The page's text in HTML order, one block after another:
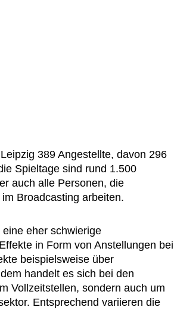
389 Angestellte, davon 296
Spieltage sind rund 1.500
auch alle Personen, die
Broadcasting arbeiten.
eher schwierige
in Form von Anstellungen bei
beispielsweise über
handelt es sich bei den
Vollzeitstellen, sondern auch um
Entsprechend variieren die